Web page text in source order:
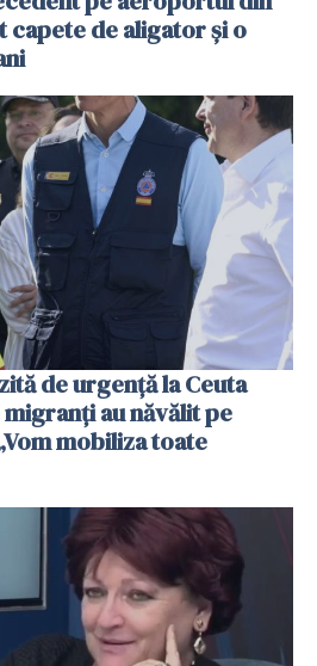
capete de aligator și o
de urgență la Ceuta
au năvălit pe
mobiliza toate